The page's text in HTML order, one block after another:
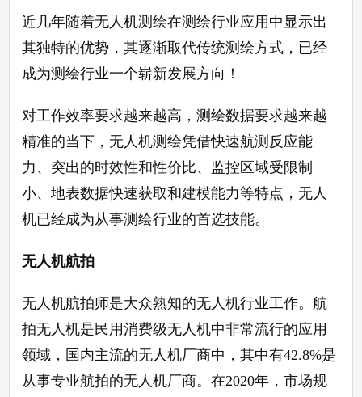
近几年随着无人机测绘在测绘行业应用中显示出
其独特的优势，其逐渐取代传统测绘方式，已经
成为测绘行业一个崭新发展方向！
对工作效率要求越来越高，测绘数据要求越来越
精准的当下，无人机测绘凭借快速航测反应能
力、突出的时效性和性价比、监控区域受限制
小、地表数据快速获取和建模能力等特点，无人
机已经成为从事测绘行业的首选技能。
无人机航拍
无人机航拍师是大众熟知的无人机行业工作。航
拍无人机是民用消费级无人机中非常流行的应用
领域，国内主流的无人机厂商中，其中有42.8%是
从事专业航拍的无人机厂商。在2020年，市场规